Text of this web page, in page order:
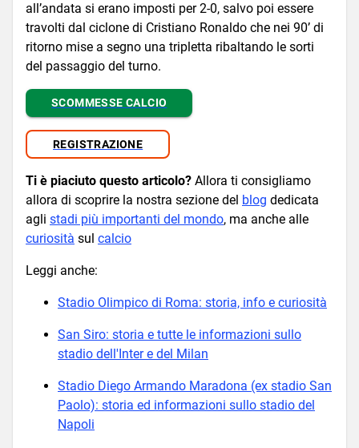
all’andata si erano imposti per 2-0, salvo poi essere
travolti dal ciclone di Cristiano Ronaldo che nei 90’ di
ritorno mise a segno una tripletta ribaltando le sorti
del passaggio del turno.
SCOMMESSE CALCIO
REGISTRAZIONE
Ti è piaciuto questo articolo? Allora ti consigliamo
allora di scoprire la nostra sezione del blog dedicata
agli stadi più importanti del mondo, ma anche alle
curiosità sul calcio
Leggi anche:
Stadio Olimpico di Roma: storia, info e curiosità
San Siro: storia e tutte le informazioni sullo
stadio dell'Inter e del Milan
Stadio Diego Armando Maradona (ex stadio San
Paolo): storia ed informazioni sullo stadio del
Napoli